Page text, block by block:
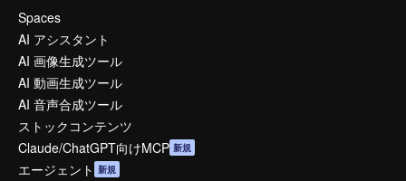
Spaces
AI アシスタント
AI 画像生成ツール
AI 動画生成ツール
AI 音声合成ツール
ストックコンテンツ
Claude/ChatGPT向けMCP 新規
エージェント 新規